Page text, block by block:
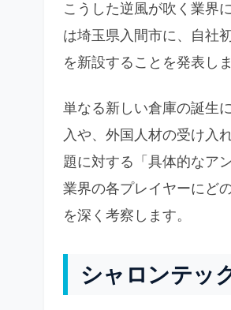
こうした逆風が吹く業界
は埼玉県入間市に、自社
を新設することを発表しま
単なる新しい倉庫の誕生
入や、外国人材の受け入
題に対する「具体的なア
業界の各プレイヤーにど
を深く考察します。
シャロンテッ